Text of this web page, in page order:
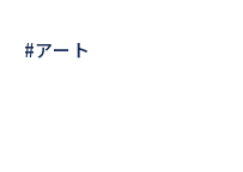
アート